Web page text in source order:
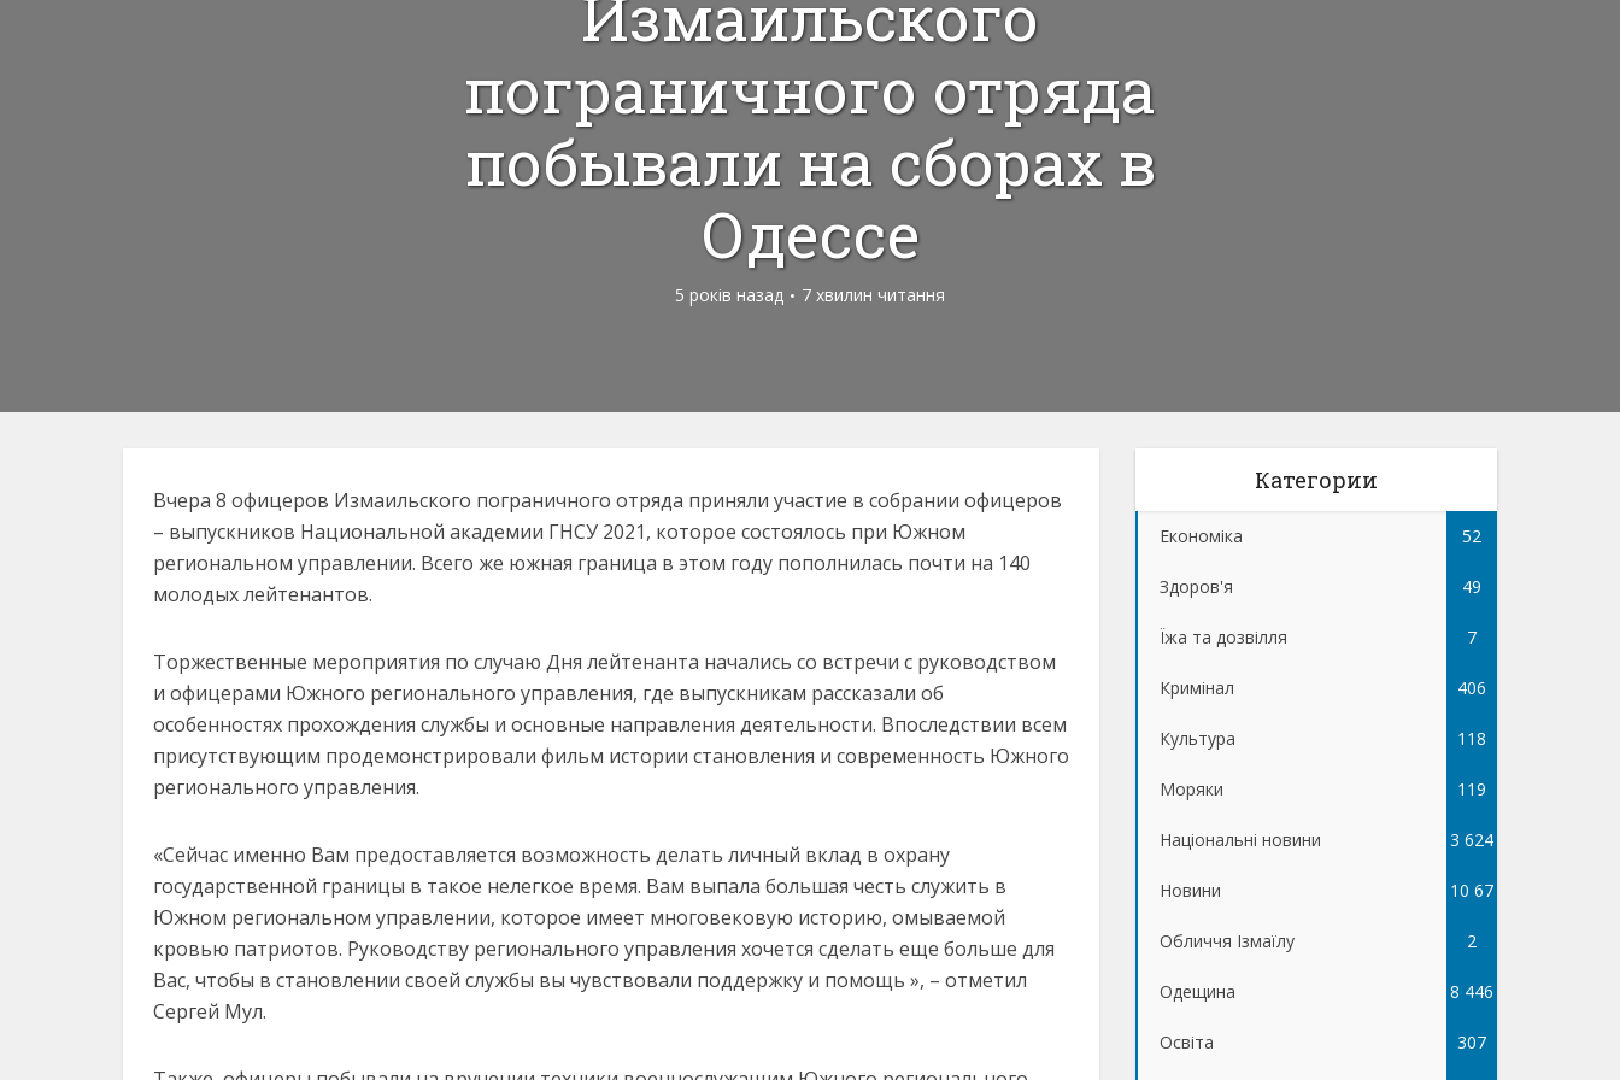
Измаильского
пограничного отряда
побывали на сборах в
Одессе
5 років назад 7 хвилин читання
Вчера 8 офицеров Измаильского пограничного отряда приняли участие в собрании офицеров
– выпускников Национальной академии ГНСУ 2021, которое состоялось при Южном
региональном управлении. Всего же южная граница в этом году пополнилась почти на 140
молодых лейтенантов.
Торжественные мероприятия по случаю Дня лейтенанта начались со встречи с руководством
и офицерами Южного регионального управления, где выпускникам рассказали об
особенностях прохождения службы и основные направления деятельности. Впоследствии всем
присутствующим продемонстрировали фильм истории становления и современность Южного
регионального управления.
«Сейчас именно Вам предоставляется возможность делать личный вклад в охрану
государственной границы в такое нелегкое время. Вам выпала большая честь служить в
Южном региональном управлении, которое имеет многовековую историю, омываемой
кровью патриотов. Руководству регионального управления хочется сделать еще больше для
Вас, чтобы в становлении своей службы вы чувствовали поддержку и помощь », – отметил
Сергей Мул.
Категории
Економіка 52
Здоров'я 49
Їжа та дозвілля 7
Кримінал 406
Культура 118
Моряки 119
Національні новини 3 624
Новини 10 67
5
Обличчя Ізмаїлу 2
Одещина 8 446
Освіта 307